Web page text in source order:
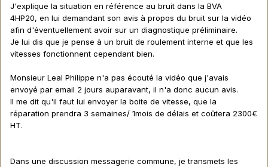
J'explique la situation en référence au bruit dans la BVA
4HP20, en lui demandant son avis à propos du bruit sur la vidéo
afin d'éventuellement avoir sur un diagnostique préliminaire.
Je lui dis que je pense à un bruit de roulement interne et que les
vitesses fonctionnent cependant bien.
Monsieur Leal Philippe n'a pas écouté la vidéo que j'avais
envoyé par email 2 jours auparavant, il n'a donc aucun avis.
Il me dit qu'il faut lui envoyer la boite de vitesse, que la
réparation prendra 3 semaines/ 1mois de délais et coûtera 2300€
HT.
Dans une discussion messagerie commune, je transmets les